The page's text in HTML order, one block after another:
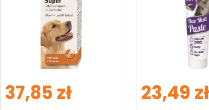
37,85 zł 23,49 zł